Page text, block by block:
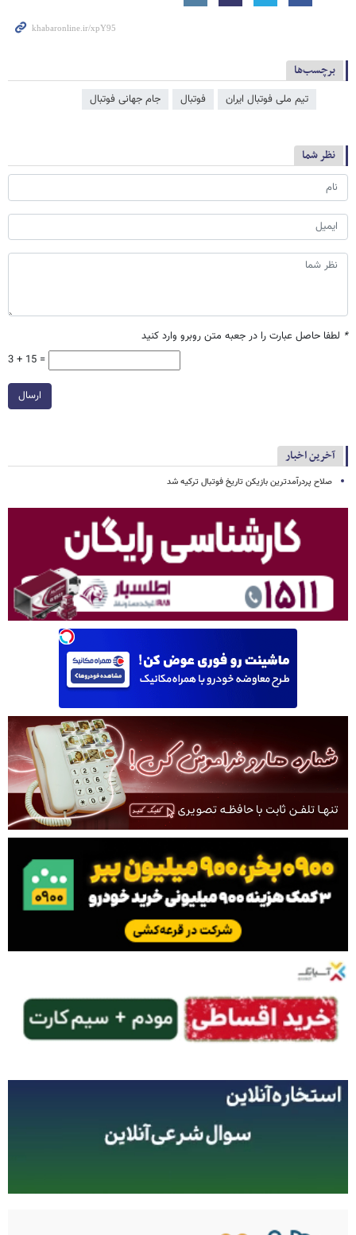
برچسب‌ها
تیم ملی فوتبال ایران فوتبال جام جهانی فوتبال
نظر شما
* لطفا حاصل عبارت را در جعبه متن روبرو وارد کنید
3 + 15 =
ارسال
آخرین اخبار
صلاح پردرآمدترین بازیکن تاریخ فوتبال ترکیه شد